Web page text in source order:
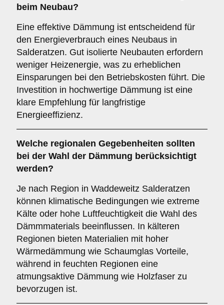
beim Neubau?
Eine effektive Dämmung ist entscheidend für
den Energieverbrauch eines Neubaus in
Salderatzen. Gut isolierte Neubauten erfordern
weniger Heizenergie, was zu erheblichen
Einsparungen bei den Betriebskosten führt. Die
Investition in hochwertige Dämmung ist eine
klare Empfehlung für langfristige
Energieeffizienz.
Welche regionalen Gegebenheiten sollten
bei der Wahl der Dämmung berücksichtigt
werden?
Je nach Region in Waddeweitz Salderatzen
können klimatische Bedingungen wie extreme
Kälte oder hohe Luftfeuchtigkeit die Wahl des
Dämmmaterials beeinflussen. In kälteren
Regionen bieten Materialien mit hoher
Wärmedämmung wie Schaumglas Vorteile,
während in feuchten Regionen eine
atmungsaktive Dämmung wie Holzfaser zu
bevorzugen ist.